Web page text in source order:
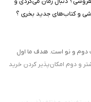
و کتاب‌های جدید بخری ؟
و نو است. هدف ما اول
و دوم امکان‌پذیر کردن خرید